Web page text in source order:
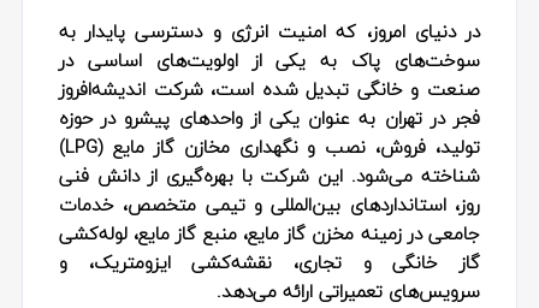
در دنیای امروز، که امنیت انرژی و دسترسی پایدار به
سوخت‌های پاک به یکی از اولویت‌های اساسی در
صنعت و خانگی تبدیل شده است، شرکت اندیشه‌افروز
فجر در تهران به عنوان یکی از واحدهای پیشرو در حوزه
تولید، فروش، نصب و نگهداری مخازن گاز مایع (LPG)
شناخته می‌شود. این شرکت با بهره‌گیری از دانش فنی
روز، استانداردهای بین‌المللی و تیمی متخصص، خدمات
جامعی در زمینه مخزن گاز مایع، منبع گاز مایع، لوله‌کشی
گاز خانگی و تجاری، نقشه‌کشی ایزومتریک، و
سرویس‌های تعمیراتی ارائه می‌دهد.